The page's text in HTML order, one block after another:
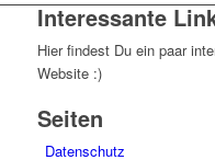
Interessante
Hier findest Du ein paar
Website :)
Seiten
Datenschutz